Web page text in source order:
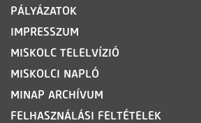
PÁLYÁZATOK
IMPRESSZUM
MISKOLC TELELVÍZIÓ
MISKOLCI NAPLÓ
MINAP ARCHÍVUM
FELHASZNÁLÁSI FELTÉTELEK